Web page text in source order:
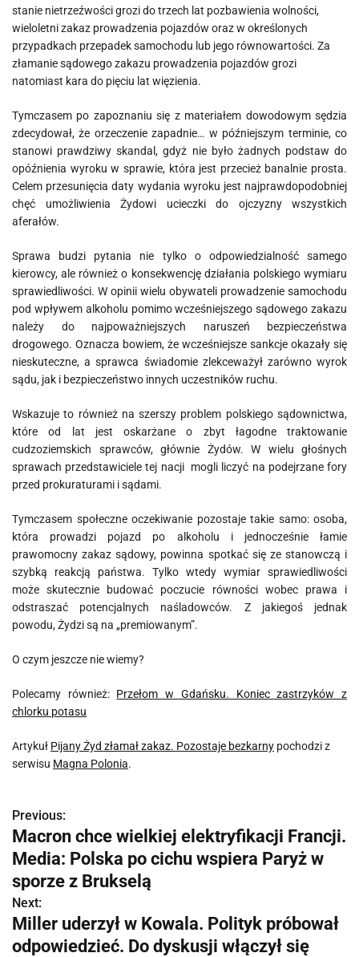
stanie nietrzeźwości grozi do trzech lat pozbawienia wolności,
wieloletni zakaz prowadzenia pojazdów oraz w określonych
przypadkach przepadek samochodu lub jego równowartości. Za
złamanie sądowego zakazu prowadzenia pojazdów grozi
natomiast kara do pięciu lat więzienia.
Tymczasem po zapoznaniu się z materiałem dowodowym sędzia
zdecydował, że orzeczenie zapadnie… w późniejszym terminie, co
stanowi prawdziwy skandal, gdyż nie było żadnych podstaw do
opóźnienia wyroku w sprawie, która jest przecież banalnie prosta.
Celem przesunięcia daty wydania wyroku jest najprawdopodobniej
chęć umożliwienia Żydowi ucieczki do ojczyzny wszystkich
aferałów.
Sprawa budzi pytania nie tylko o odpowiedzialność samego
kierowcy, ale również o konsekwencję działania polskiego wymiaru
sprawiedliwości. W opinii wielu obywateli prowadzenie samochodu
pod wpływem alkoholu pomimo wcześniejszego sądowego zakazu
należy do najpoważniejszych naruszeń bezpieczeństwa
drogowego. Oznacza bowiem, że wcześniejsze sankcje okazały się
nieskuteczne, a sprawca świadomie zlekceważył zarówno wyrok
sądu, jak i bezpieczeństwo innych uczestników ruchu.
Wskazuje to również na szerszy problem polskiego sądownictwa,
które od lat jest oskarżane o zbyt łagodne traktowanie
cudzoziemskich sprawców, głównie Żydów. W wielu głośnych
sprawach przedstawiciele tej nacji mogli liczyć na podejrzane fory
przed prokuraturami i sądami.
Tymczasem społeczne oczekiwanie pozostaje takie samo: osoba,
która prowadzi pojazd po alkoholu i jednocześnie łamie
prawomocny zakaz sądowy, powinna spotkać się ze stanowczą i
szybką reakcją państwa. Tylko wtedy wymiar sprawiedliwości
może skutecznie budować poczucie równości wobec prawa i
odstraszać potencjalnych naśladowców. Z jakiegoś jednak
powodu, Żydzi są na „premiowanym”.
O czym jeszcze nie wiemy?
Polecamy również: Przełom w Gdańsku. Koniec zastrzyków z
chlorku potasu
Artykuł Pijany Żyd złamał zakaz. Pozostaje bezkarny pochodzi z
serwisu Magna Polonia.
N
a
w
i
g
Previous:
Macron chce wielkiej elektryfikacji Francji.
Media: Polska po cichu wspiera Paryż w
sporze z Brukselą
Next:
Miller uderzył w Kowala. Polityk próbował
odpowiedzieć. Do dyskusji włączył się